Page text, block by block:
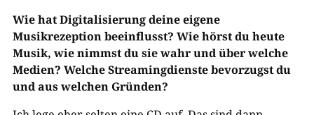
Wie hat Digitalisierung deine eigene
Musikrezeption beeinflusst? Wie hörst du heute
Musik, wie nimmst du sie wahr und über welche
Medien? Welche Streamingdienste bevorzugst du
und aus welchen Gründen?